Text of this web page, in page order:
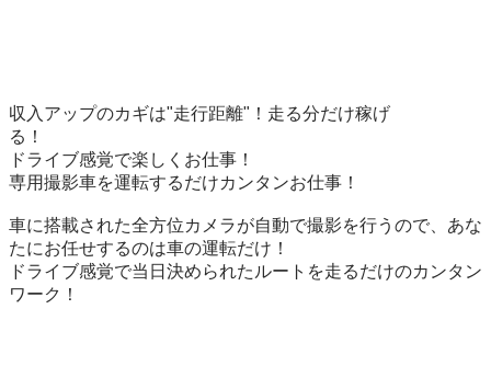
収入アップのカギは"走行距離"！走る分だけ稼げ
る！
ドライブ感覚で楽しくお仕事！
専用撮影車を運転するだけカンタンお仕事！
車に搭載された全方位カメラが自動で撮影を行うので、あな
たにお任せするのは車の運転だけ！
ドライブ感覚で当日決められたルートを走るだけのカンタン
ワーク！